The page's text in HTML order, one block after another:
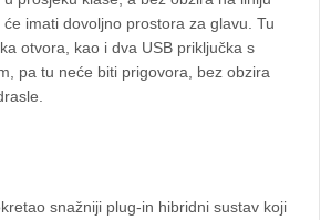
imati dovoljno prostora za glavu. Tu
otvora, kao i dva USB priključka s
pa tu neće biti prigovora, bez obzira
snažniji plug-in hibridni sustav koji